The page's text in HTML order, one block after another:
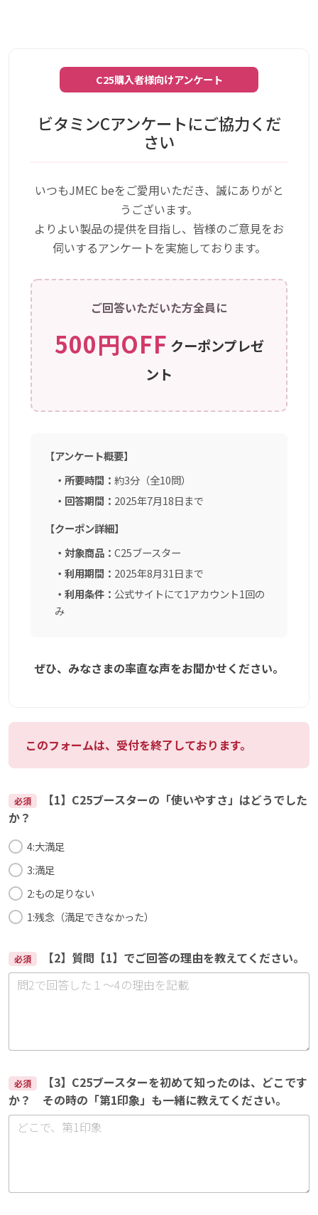
C25購入者様向けアンケート
ビタミンCアンケートにご協力くだ
さい
いつもJMEC beをご愛用いただき、誠にありがと
うございます。
よりよい製品の提供を目指し、皆様のご意見をお
伺いするアンケートを実施しております。
ご回答いただいた方全員に
500円OFF クーポンプレゼ
ント
【アンケート概要】
・所要時間：約3分（全10問）
・回答期間： 2025年7月18日まで
【クーポン詳細】
・対象商品：C25ブースター
・利用期間： 2025年8月31日まで
・利用条件： 公式サイトにて1アカウント1回の
み
ぜひ、みなさまの率直な声をお聞かせください。
このフォームは、受付を終了しております。
必須
【1】C25ブースターの「使いやすさ」はどうでした
か？
4:大満足
3:満足
2:もの足りない
1:残念（満足できなかった）
必須 【2】質問【1】でご回答の理由を教えてください。
必須
【3】C25ブースターを初めて知ったのは、どこです
か？ その時の「第1印象」も一緒に教えてください。